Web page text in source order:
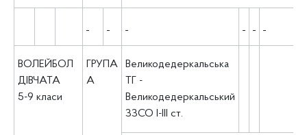
ВОЛЕЙБОЛ
ДІВЧАТА
5-9 класи
ГРУПА
А
Великодедеркальська
ТГ -
Великодедеркальський
ЗЗСО І-ІІІ ст.